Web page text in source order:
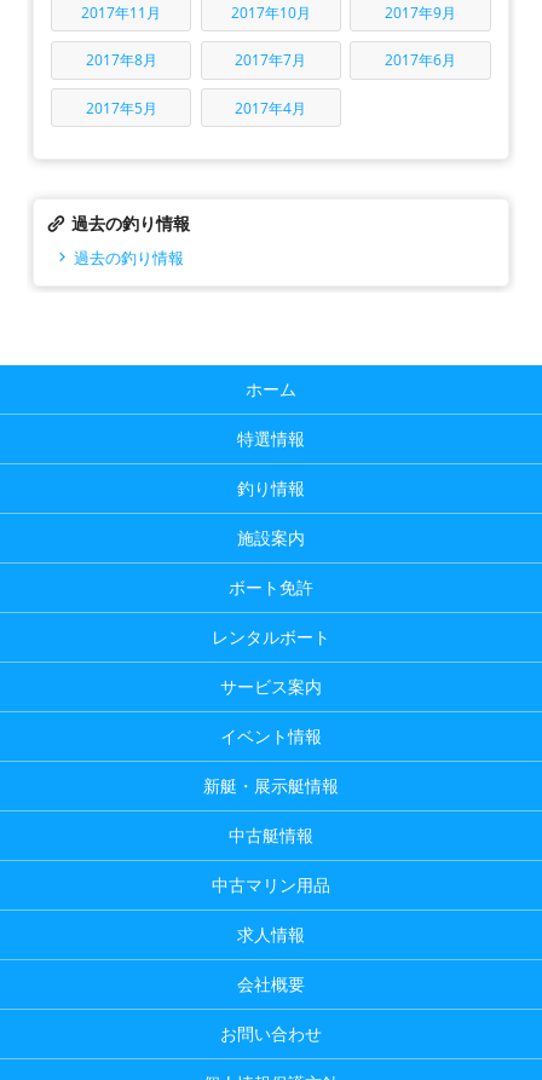
2017年11月 2017年10月 2017年9月
2017年8月 2017年7月 2017年6月
2017年5月 2017年4月
過去の釣り情報
過去の釣り情報
ホーム
特選情報
釣り情報
施設案内
ボート免許
レンタルボート
サービス案内
イベント情報
新艇・展示艇情報
中古艇情報
中古マリン用品
求人情報
会社概要
お問い合わせ